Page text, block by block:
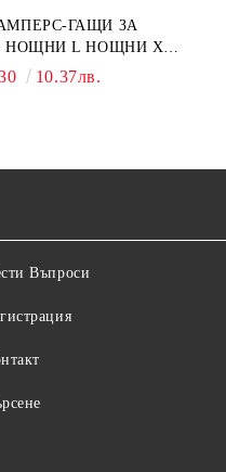
ГАЩИ ЗА
10.37лв.
Въпроси